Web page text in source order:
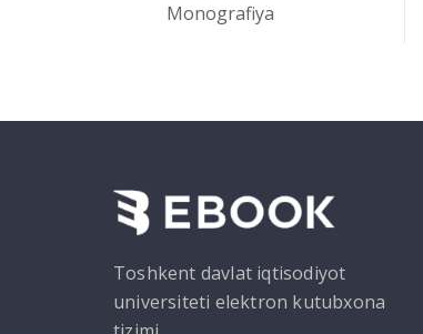
Monografiya
Toshkent davlat iqtisodiyot
universiteti elektron kutubxona